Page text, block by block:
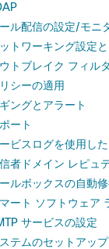
ール配信の設定/モニ
トワーキング設定
トブレイク フィルタ
シーの適用
ングとアラート
ート
ビスログを使用し
者ドメイン レピュ
ールボックスの自動
ート ソフトウェア
サービスの設定
テムのセットアップ